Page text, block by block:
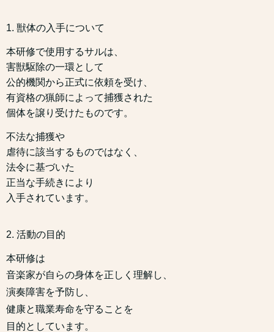
1. 獣体の入手について
本研修で使用するサルは、
害獣駆除の一環として
公的機関から正式に依頼を受け、
有資格の猟師によって捕獲された
個体を譲り受けたものです。
不法な捕獲や
虐待に該当するものではなく、
法令に基づいた
正当な手続きにより
入手されています。
2. 活動の目的
本研修は
音楽家が自らの身体を正しく理解し、
演奏障害を予防し、
健康と職業寿命を守ることを
目的としています。